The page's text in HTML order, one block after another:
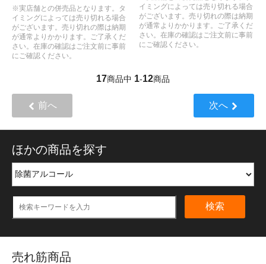
※実店舗との併売品となります。タ
イミングによっては売り切れる場合
がございます。売り切れの際は納期
が通常よりかかります。ご了承くだ
さい。在庫の確認はご注文前に事前
にご確認ください。
イミングによっては売り切れる場合
がございます。売り切れの際は納期
が通常よりかかります。ご了承くだ
さい。在庫の確認はご注文前に事前
にご確認ください。
17商品中 1-12商品
前へ 次へ
ほかの商品を探す
検索
売れ筋商品